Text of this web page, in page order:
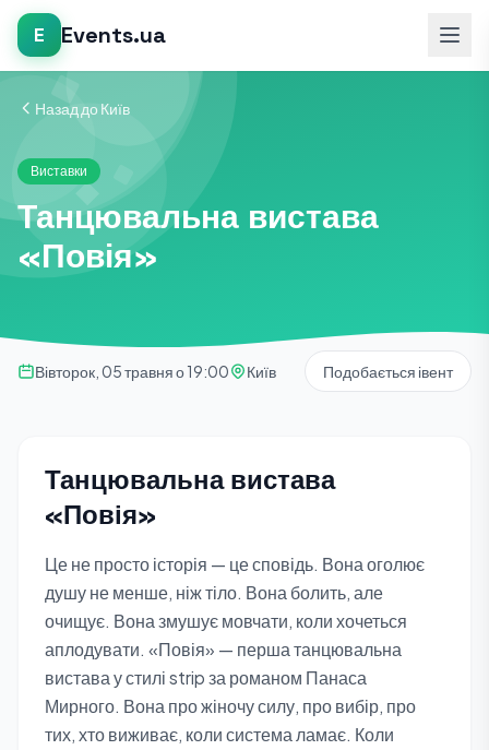
E Events.ua
Назад до Київ
Виставки
Танцювальна вистава
«Повія»
Вівторок, 05 травня о 19:00 Київ Подобається івент
Танцювальна вистава
«Повія»
Це не просто історія — це сповідь. Вона оголює
душу не менше, ніж тіло. Вона болить, але
очищує. Вона змушує мовчати, коли хочеться
аплодувати. «Повія» — перша танцювальна
вистава у стилі strip за романом Панаса
Мирного. Вона про жіночу силу, про вибір, про
тих, хто виживає, коли система ламає. Коли